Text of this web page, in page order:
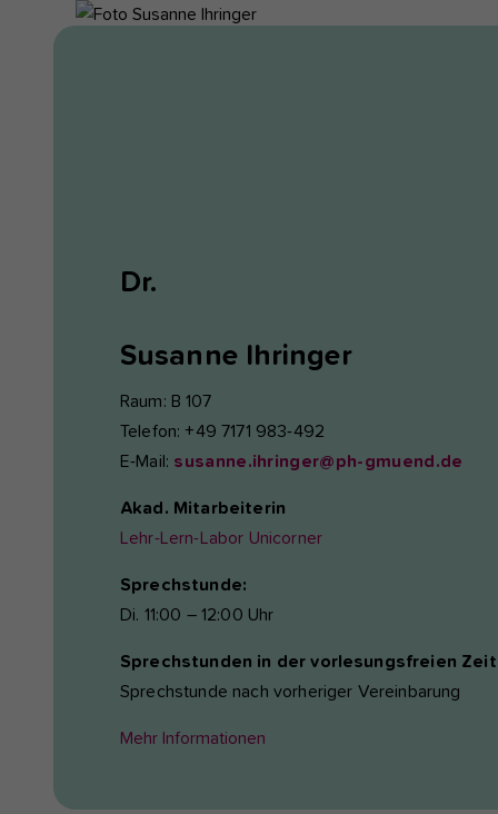
Dr.
Susanne Ihringer
Raum: B 107
Telefon: +49 7171 983-492
E-Mail: susanne.ihringer@ph-gmuend.de
Akad. Mitarbeiterin
Lehr-Lern-Labor Unicorner
Sprechstunde:
Di. 11:00 – 12:00 Uhr
Sprechstunden in der vorlesungsfreien
Sprechstunde nach vorheriger Vereinbarung
Mehr Informationen